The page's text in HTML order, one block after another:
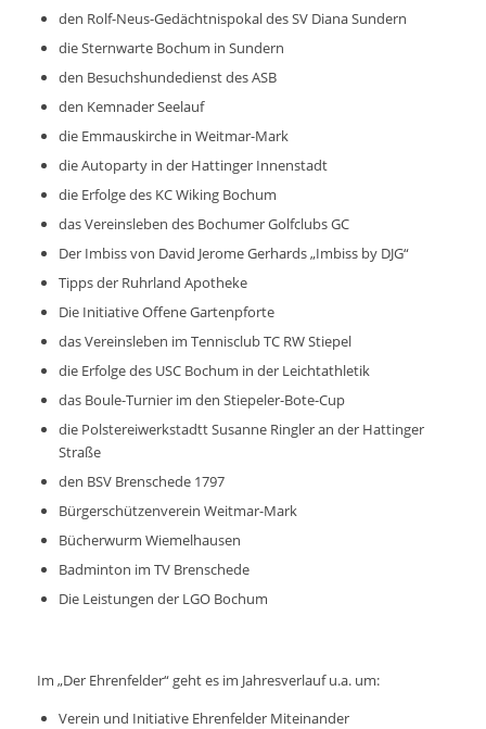
den Rolf-Neus-Gedächtnispokal des SV Diana Sundern
die Sternwarte Bochum in Sundern
den Besuchshundedienst des ASB
den Kemnader Seelauf
die Emmauskirche in Weitmar-Mark
die Autoparty in der Hattinger Innenstadt
die Erfolge des KC Wiking Bochum
das Vereinsleben des Bochumer Golfclubs GC
Der Imbiss von David Jerome Gerhards „Imbiss by DJG“
Tipps der Ruhrland Apotheke
Die Initiative Offene Gartenpforte
das Vereinsleben im Tennisclub TC RW Stiepel
die Erfolge des USC Bochum in der Leichtathletik
das Boule-Turnier im den Stiepeler-Bote-Cup
die Polstereiwerkstadtt Susanne Ringler an der Hattinger
Straße
den BSV Brenschede 1797
Bürgerschützenverein Weitmar-Mark
Bücherwurm Wiemelhausen
Badminton im TV Brenschede
Die Leistungen der LGO Bochum
Im „Der Ehrenfelder“ geht es im Jahresverlauf u.a. um:
Verein und Initiative Ehrenfelder Miteinander